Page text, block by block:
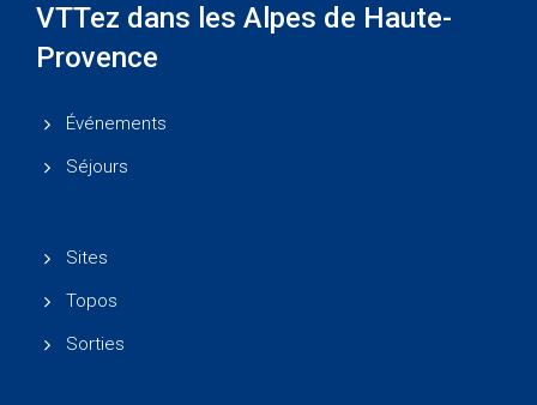
VTTez dans les Alpes de Haute-
Provence
Événements
Séjours
Sites
Topos
Sorties